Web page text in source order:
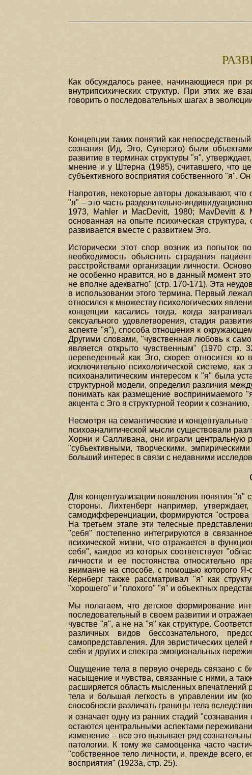
Как обсуждалось ранее, начинающиеся при
внутрипсихических структур. При этих же
говорить о последовательных шагах в
Концепции таких понятий как
сознания (Ид, Эго, Суперэго) были
развитие в терминах структуры "я",
мнение и у Штерна (1985), считавшего, что
субъективного восприятия собственного "я".
Напротив, некоторые авторы доказывают, что
"я" – это часть разделительно-
1973, Mahler и MacDevitt, 1980; MavDevitt &
основанная на опыте психическая
развивается вместе с развитием Эго.
Исторически этот спор возник из попыток
необходимость объяснить страдания
расстройствами организации личности.
не особенно нравится, но в данный момент
не вполне адекватно" (стр. 170-171). Эта
в использовании этого термина. Первый
относился к множеству психологических
концепции касались тогда, когда
сексуального удовлетворения, стадия
аспекте "я"), способа отношения к
Другими словами, "чувственная любовь к
является открыто чувственным" (1970 стр.
переведенный как Эго, скорее относится ко
исключительно психологической системе,
психоаналитическим интересом к "я" была
структурной модели, определил различия
понимать как размещение воспринимаемого
акцента с Эго в структурной теории к
Несмотря на семантические и
психоаналитической мысли существовали
Хорни и Салливана, они играли центральную
"субъективными, творческими,
больший интерес в связи с недавними
Для концептуализации появления понятия "я"
стороны. Лихтенберг например,
самодифференциации, формируются "острова
На третьем этапе эти телесные
"себя" постепенно интегрируются в
психической жизни, что отражается в
себя", каждое из которых соответствует
личности и ее постоянства относительно
внимание на способе, с помощью которого Я-
Кернберг также рассматривал "я" как
"хорошего" и "плохого" "я" и объектных
Мы полагаем, что детское формирование
последовательный в своем развитии и
чувстве "я", а не на "я" как структуре.
различных видов бессознательного,
самопредставления. Для эвристических
себя и других и спектра эмоциональных
Ощущение тела в первую очередь связано с
насыщение и чувства, связанные с ними, а
расширяется область мысленных впечатлений
тела и большая легкость в управлении им
способности различать границы тела
и означает одну из ранних стадий
остаются центральными аспектами
изменение – все это вызывает ряд
патологии. К тому же самооценка часто
"собственное тело личности, и, прежде всего,
восприятия" (1923а, стр. 25).